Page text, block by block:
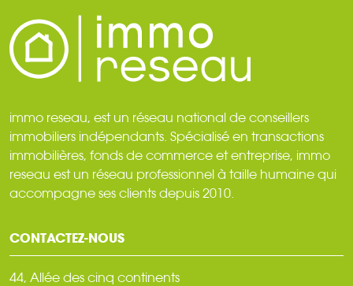
immo reseau, est un réseau national de conseillers
immobiliers indépendants. Spécialisé en transactions
immobilières, fonds de commerce et entreprise, immo
reseau est un réseau professionnel à taille humaine qui
accompagne ses clients depuis 2010.
CONTACTEZ-NOUS
44, Allée des cinq continents